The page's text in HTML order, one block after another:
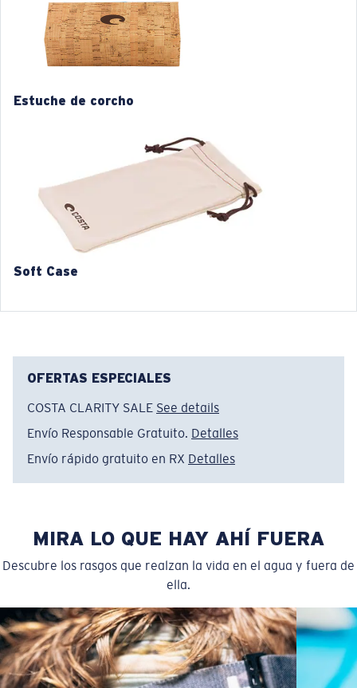
M
3. Ancho del lente:
54 mm
4. Altura del lente:
40.4 mm
4. Altura del lente:
42 mm
5. Longitud de la patilla:
Ajuste Regular
Un frontal de lente amplio diseñado para ajustarse a
rostros de tamaño regular.
Regular
Estuche de corcho
Soft Case
OFERTAS ESPECIALES
COSTA CLARITY SALE See details
Envío Responsable Gratuito. Detalles
Envío rápido gratuito en RX Detalles
MIRA LO QUE HAY AHÍ FUERA
Descubre los rasgos que realzan la vida en el agua y fuera de
ella.